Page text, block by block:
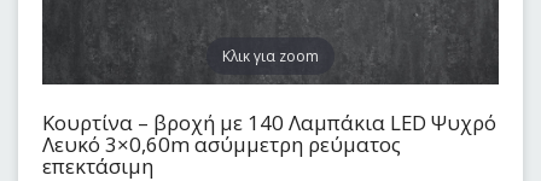
Kλικ για zoom
Κουρτίνα – βροχή με 140 Λαμπάκια LED Ψυχρό
Λευκό 3×0,60m ασύμμετρη ρεύματος
επεκτάσιμη